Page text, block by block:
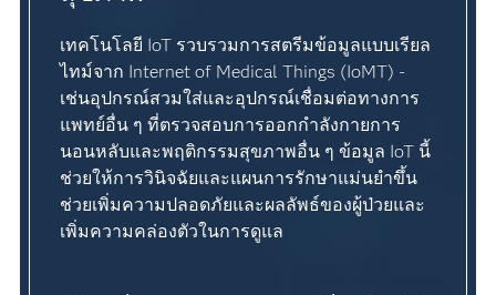
เทคโนโลยี IoT รวบรวมการสตรีมข้อมูลแบบเรียล
ไทม์จาก Internet of Medical Things (IoMT) -
เช่นอุปกรณ์สวมใส่และอุปกรณ์เชื่อมต่อทางการ
แพทย์อื่น ๆ ที่ตรวจสอบการออกกำลังกายการ
นอนหลับและพฤติกรรมสุขภาพอื่น ๆ ข้อมูล IoT นี้
ช่วยให้การวินิจฉัยและแผนการรักษาแม่นยำขึ้น
ช่วยเพิ่มความปลอดภัยและผลลัพธ์ของผู้ป่วยและ
เพิ่มความคล่องตัวในการดูแล